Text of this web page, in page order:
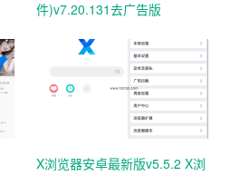
件)v7.20.131去广告版
X浏览器安卓最新版v5.5.2 X浏